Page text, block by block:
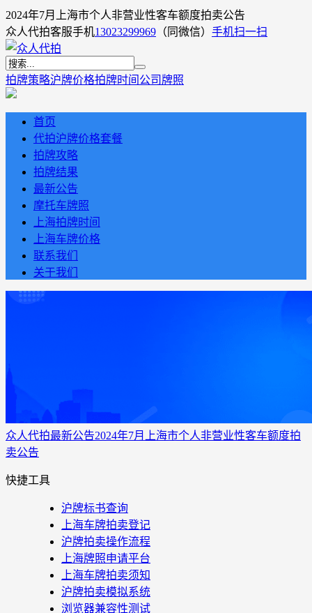
2024年7月上海市个人非营业性客车额度拍卖公告
众人代拍客服手机13023299969 （同微信） 手机扫一扫
拍牌策略沪牌价格拍牌时间 公司牌照
首页
代拍沪牌价格套餐
拍牌攻略
拍牌结果
最新公告
摩托车牌照
上海拍牌时间
上海车牌价格
联系我们
关于我们
众人代拍最新公告2024年7月上海市个人非营业性客车额度拍
卖公告
快捷工具
沪牌标书查询
上海车牌拍卖登记
沪牌拍卖操作流程
上海牌照申请平台
上海车牌拍卖须知
沪牌拍卖模拟系统
浏览器兼容性测试